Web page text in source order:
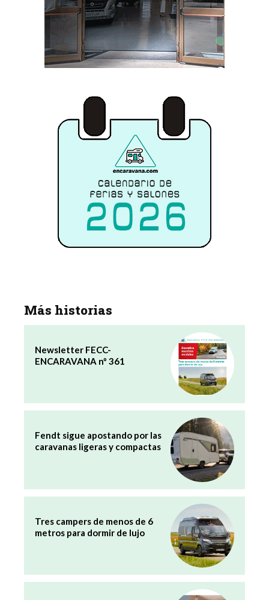
Más historias
Newsletter FECC-
ENCARAVANA nº 361
Fendt sigue apostando por las
caravanas ligeras y compactas
Tres campers de menos de 6
metros para dormir de lujo